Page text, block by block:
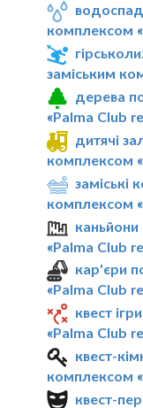
комплексом
заміським
дерева
«Palma Club
дитячі
комплексом
заміські
комплексом
«Palma Club
кар'єри
«Palma Club
квест
«Palma Club
квест-
комплексом
квест-